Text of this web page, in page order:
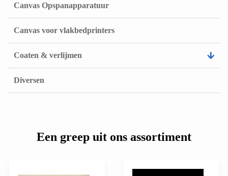
Canvas Opspanapparatuur
Canvas voor vlakbedprinters
Coaten & verlijmen
Diversen
Een greep uit ons assortiment